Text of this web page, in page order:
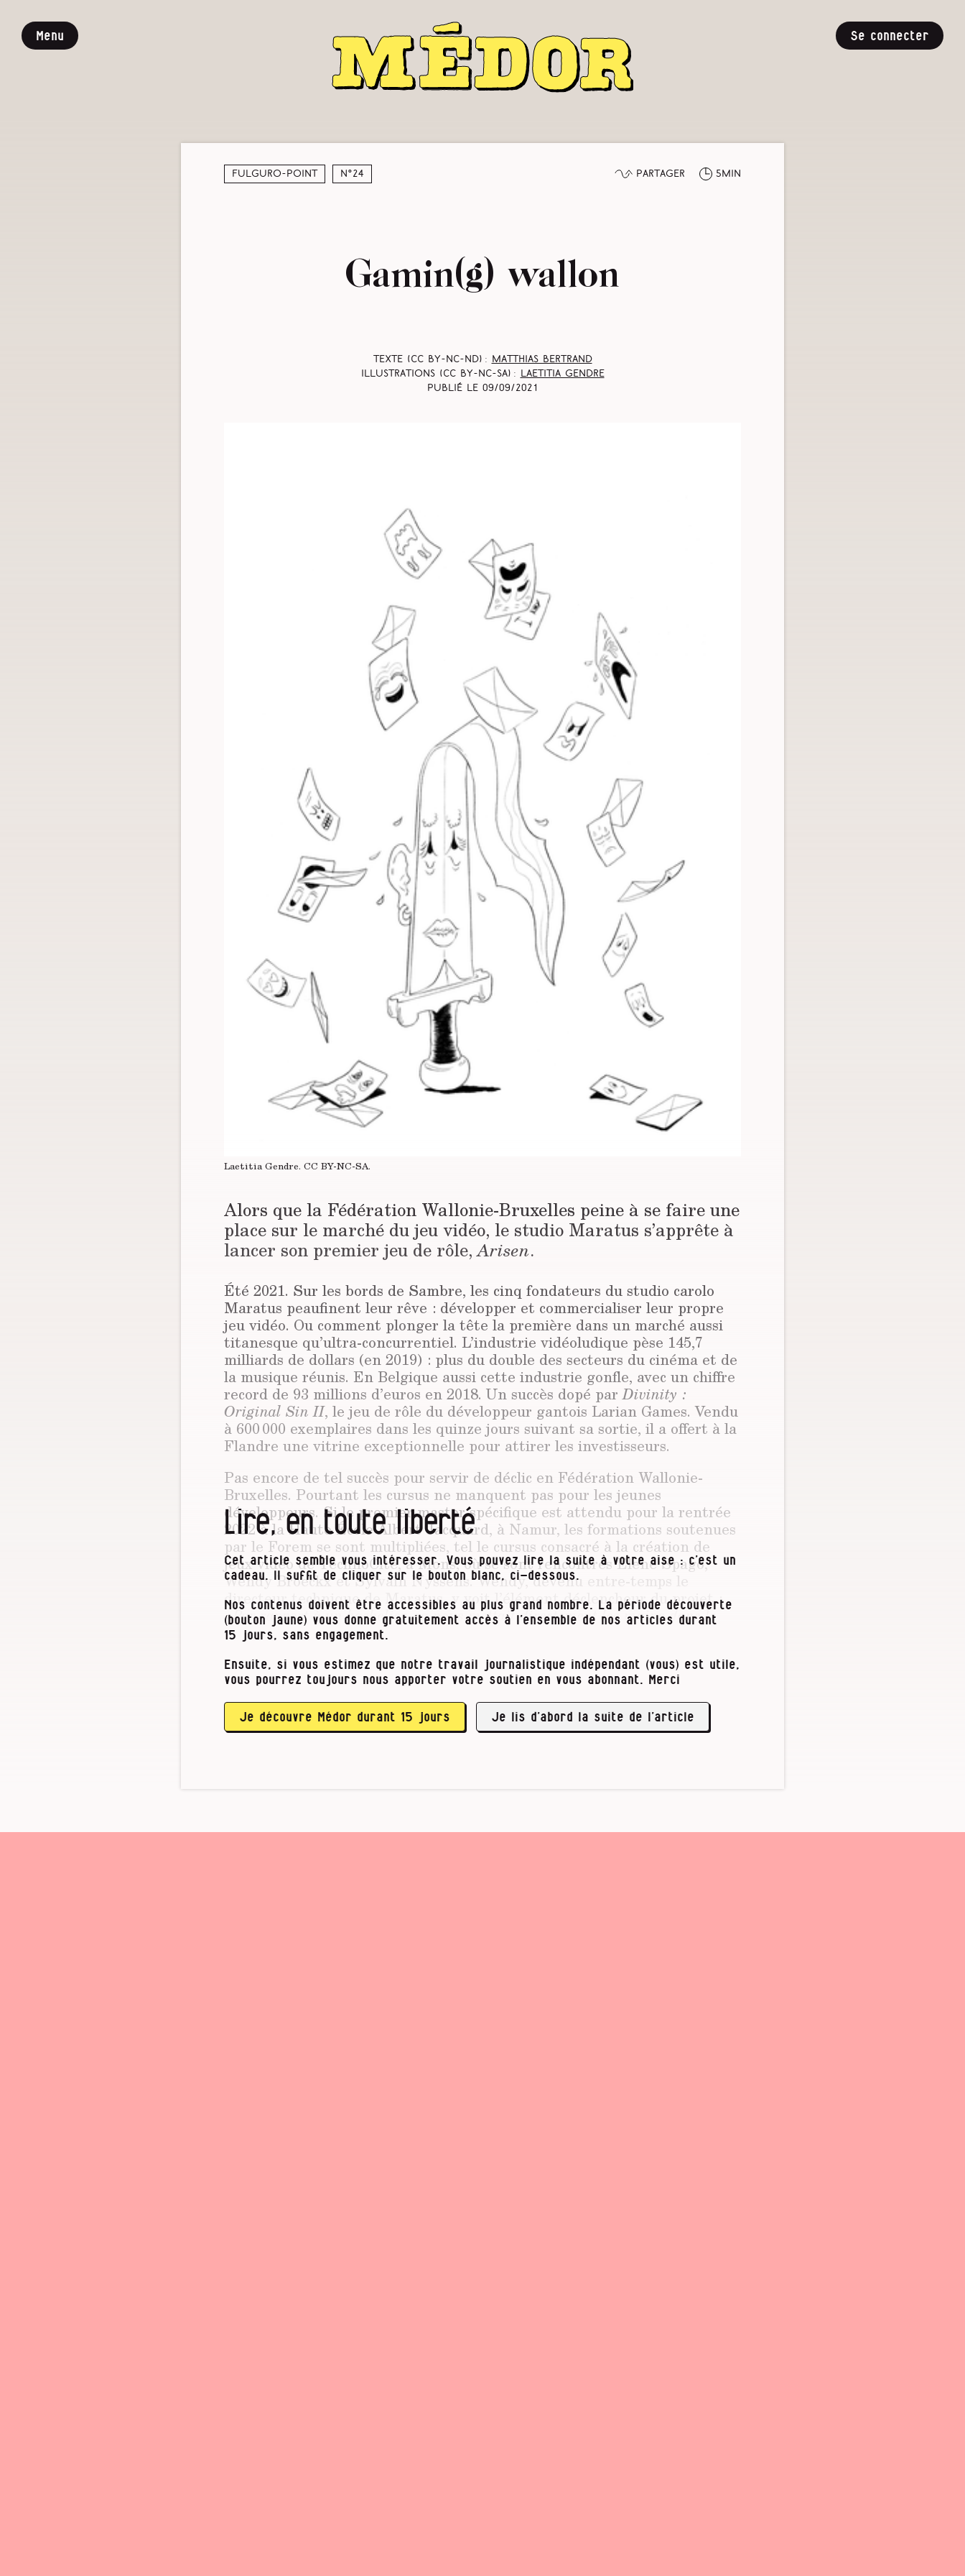
Menu Se connecter
Fulguro-Point N°24 Partager 5min
Gamin(g) wallon
Texte (CC BY-NC-ND) :
Matthias Bertrand
Illustrations (CC BY-NC-SA) :
Laetitia Gendre
Publié le 09/09/2021
Laetitia Gendre. CC BY-NC-SA.
Alors que la Fédération Wallonie-Bruxelles peine à se faire une
place sur le marché du jeu vidéo, le studio Maratus s’apprête à
lancer son premier jeu de rôle,Arisen.
Été 2021. Sur les bords de Sambre, les cinq fondateurs du studio carolo
Maratus peaufinent leur rêve : développer et commercialiser leur propre
jeu vidéo. Ou comment plonger la tête la première dans un marché aussi
titanesque qu’ultra-concurrentiel. L’industrie vidéoludique pèse 145,7
milliards de dollars (en 2019) : plus du double des secteurs du cinéma et de
la musique réunis. En Belgique aussi cette industrie gonfle, avec un chiffre
record de 93 millions d’euros en 2018. Un succès dopé parDivinity :
Original Sin II, le jeu de rôle du développeur gantois Larian Games. Vendu
à 600 000 exemplaires dans les quinze jours suivant sa sortie, il a offert à la
Flandre une vitrine exceptionnelle pour attirer les investisseurs.
Pas encore de tel succès pour servir de déclic en Fédération Wallonie-
Bruxelles. Pourtant les cursus ne manquent pas pour les jeunes
développeurs. Si le premier master spécifique est attendu pour la rentrée
2022 à la Haute École Albert Jacquard, à Namur, les formations soutenues
par le Forem se sont multipliées, tel le cursus consacré à la création de
jeux vidéo de TechnoCité, à Mons, où se sont rencontrés Elene Spago,
Wendy Broeckx et Sylvain Nyssens. Wendy, devenu entre-temps le
directeur technique de Maratus, y voit l’élément déclencheur du projet :
« Par rapport à un bachelier, ça nous mettait directement les mains dans le
cambouis, avec des professionnels pour nous guider. Très utile pour se
reconvertir ou gagner de l’expérience, et c’est aussi l’occasion de travailler en
équipe pendant cinq ou six semaines. »
Zone …
Lire, en toute liberté
Cet article semble vous intéresser. Vous pouvez lire la suite à votre aise : c’est un
cadeau. Il suffit de cliquer sur le bouton blanc, ci-dessous.
Nos contenus doivent être accessibles au plus grand nombre. La période découverte
(bouton jaune) vous donne gratuitement accès à l’ensemble de nos articles durant
15 jours, sans engagement.
Ensuite, si vous estimez que notre travail journalistique indépendant (vous) est utile,
vous pourrez toujours nous apporter votre soutien en vous abonnant. Merci
Je découvre Médor durant 15 jours Je lis d’abord la suite de l’article